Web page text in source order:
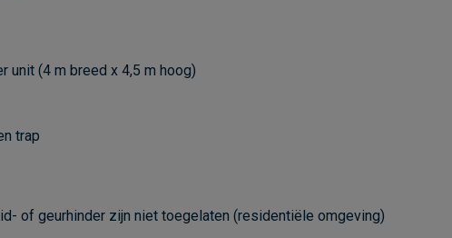
unit (4 m breed x 4,5 m hoog)
trap
of geurhinder zijn niet toegelaten (residentiële omgeving)